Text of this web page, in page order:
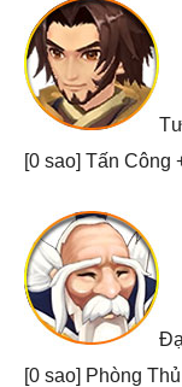
[0 sao] Tấn Công
[0 sao] Phòng